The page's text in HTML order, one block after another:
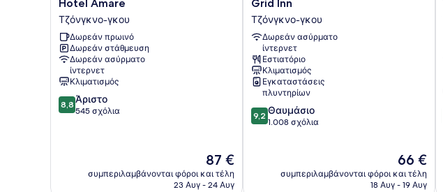
Amare
Τζόνγκνο-
γκου
Hotel Amare
Τζόνγκνο-γκου
Δωρεάν πρωινό
Δωρεάν στάθμευση
Δωρεάν ασύρματο
ίντερνετ
Κλιματισμός
8.8
στα
8,8 Άριστο
545 σχόλια
Η
τιμή
είναι
87 €
συμπεριλαμβάνονται φόροι και τέλη
23 Αυγ - 24 Αυγ
Inn
Τζόνγκνο-
γκου
Grid Inn
Τζόνγκνο-γκου
Δωρεάν ασύρματο
ίντερνετ
Εστιατόριο
Κλιματισμός
Εγκαταστάσεις
πλυντηρίων
9.2
στα
σχόλια
9,2 Θαυμάσιο
1.008 σχόλια
Η
τιμή
είναι
66 €
συμπεριλαμβάνονται φόροι και τέλη
18 Αυγ - 19 Αυγ